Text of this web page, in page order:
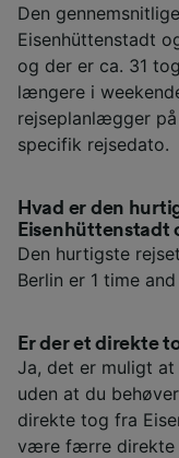
Den
Eisenhüttenstadt
og der er ca. 31
længere i
rejseplanlægger
specifik rejsedato.
Hvad er den
Eisenhüttenstadt
Den hurtigste
Berlin er 1 time
Er der et direkte
Ja, det er muligt
uden at du
direkte tog fra
være færre direkte